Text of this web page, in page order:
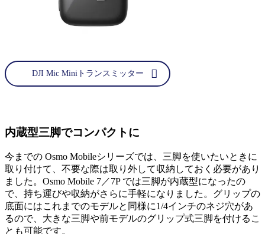
DJI Mic Miniトランスミッター
内蔵型三脚でコンパクトに
今までの Osmo Mobileシリーズでは、三脚を使いたいときに
取り付けて、不要な際は取り外して収納しておく必要があり
ました。Osmo Mobile 7／7P では三脚が内蔵型になったの
で、持ち運びや収納がさらに手軽になりました。グリップの
底面にはこれまでのモデルと同様に1/4インチのネジ穴があ
るので、大きな三脚や前モデルのグリップ式三脚を付けるこ
とも可能です。